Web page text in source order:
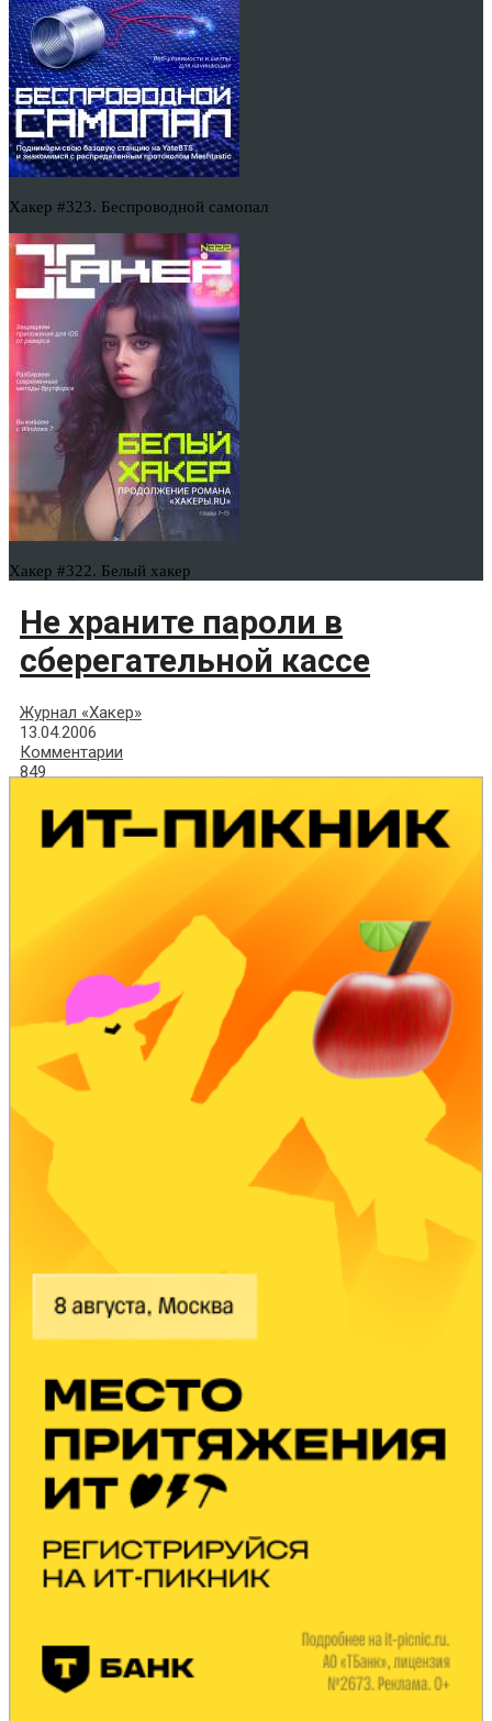
Хакер #323. Беспроводной самопал
Хакер #322. Белый хакер
Не храните пароли в
сберегательной кассе
Журнал «Хакер»
13.04.2006
Комментарии
849